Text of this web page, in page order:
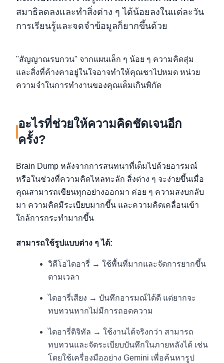
สมาธิลดลงและทำสิ่งต่าง ๆ ได้น้อยลงในแต่ละวัน
การเรียนรู้และจดจำข้อมูลก็ยากขึ้นด้วย
"สัญญาณรบกวน" จากแผนเล็ก ๆ น้อย ๆ ความคิดสุ่ม
และสิ่งที่ค้างคาอยู่ในใจอาจทำให้คุณชาไปหมด หน่วย
ความจำในการทำงานของคุณเต็มเกินพิกัด
อะไรที่ช่วยให้ความคิดชัดเจนอีก
ครั้ง?
Brain Dump หลังจากการสนทนาที่เต็มไปด้วยอารมณ์
หรือในช่วงที่ความคิดไหลทะลัก สิ่งต่าง ๆ จะง่ายขึ้นเมื่อ
คุณสามารถเขียนทุกอย่างออกมา ค่อย ๆ ความสงบกลับ
มา ความคิดมีระเบียบมากขึ้น และความคิดเคลื่อนเข้า
ใกล้การกระทำมากขึ้น
สามารถใช้รูปแบบต่าง ๆ ได้:
วิดีโอไดอารี่ → ใช้พื้นที่มากและจัดการยากขึ้น
ตามเวลา
ไดอารี่เสียง → บันทึกอารมณ์ได้ดี แต่ยากจะ
ทบทวนหากไม่มีการถอดความ
ไดอารี่ดิจิทัล → ใช้งานได้จริงกว่า สามารถ
ทบทวนและจัดระเบียบบันทึกในภายหลังได้ เช่น
โดยใช้เครื่องมืออย่าง Gemini เพื่อค้นหารูป